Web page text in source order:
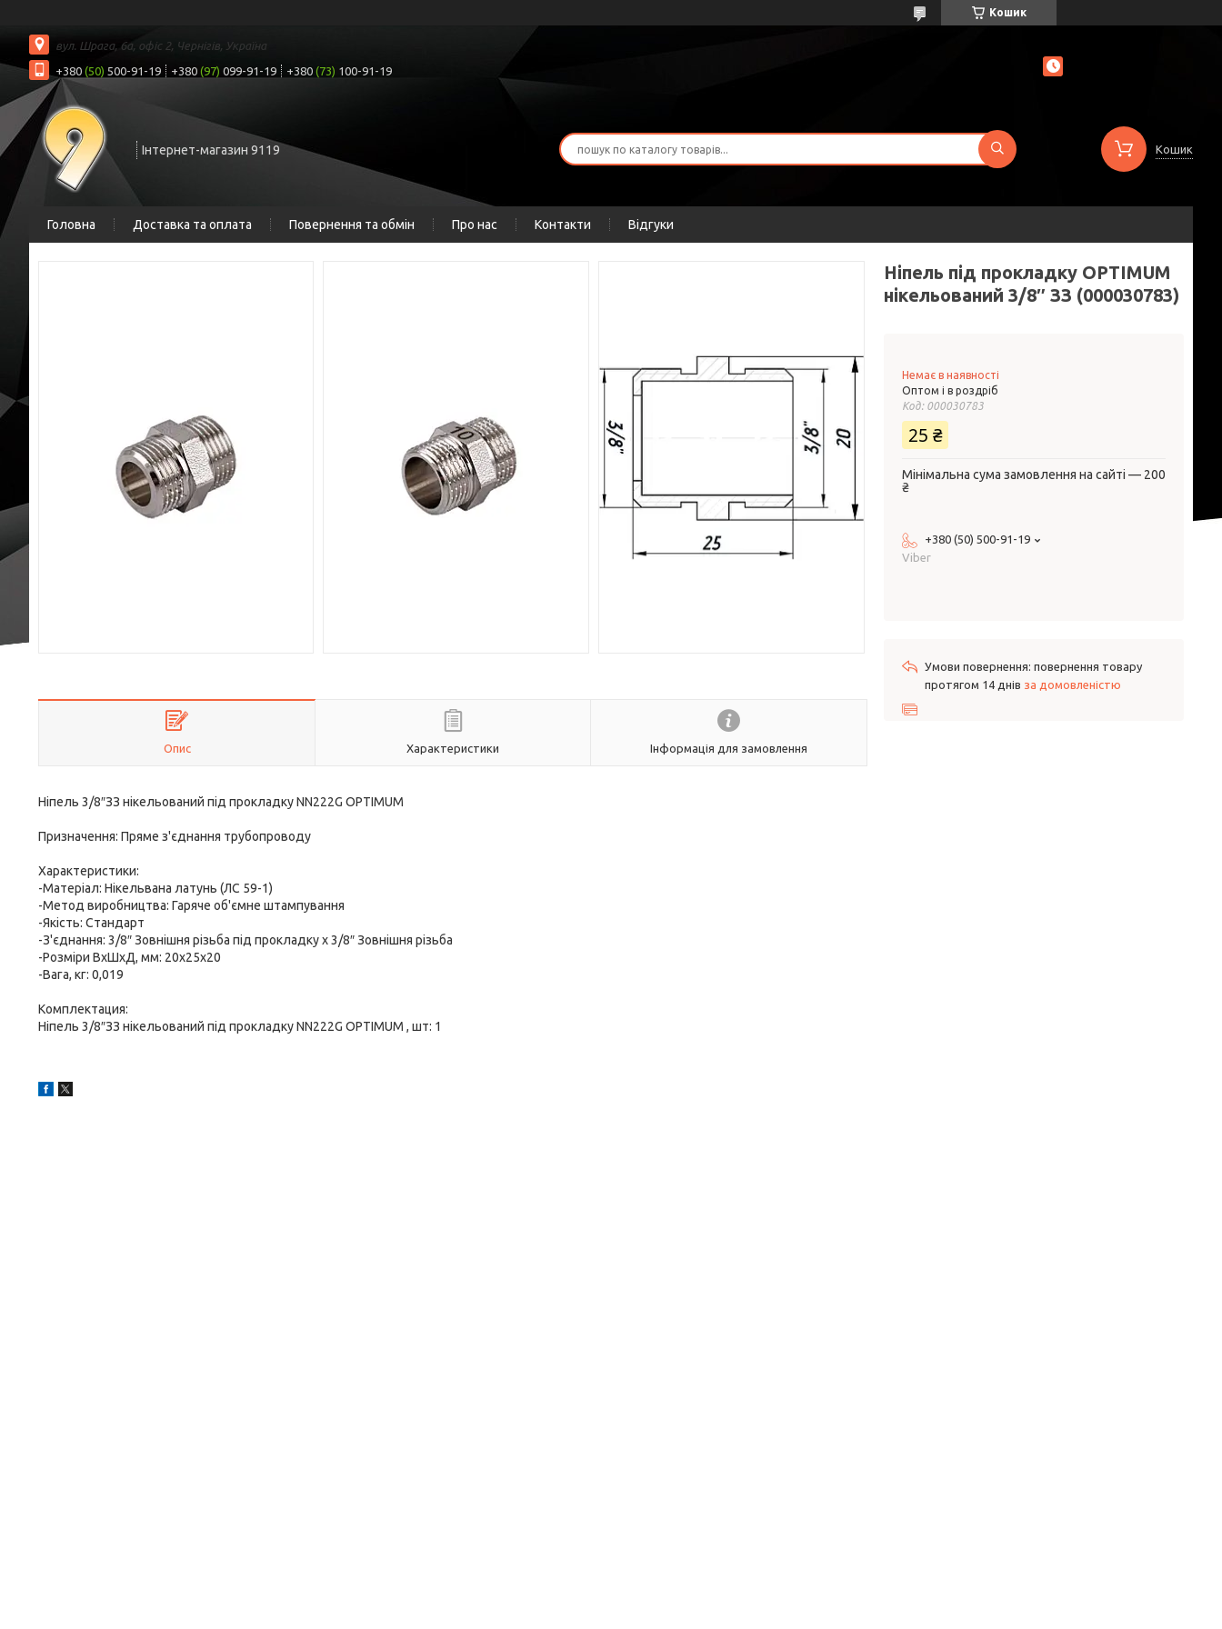
Кошик
вул. Шрага, 6а, офіс 2, Чернігів, Україна
+380 (50) 500-91-19 +380 (97) 099-91-19 +380 (73) 100-91-19
Інтернет-магазин 9119 Кошик
Головна Доставка та оплата Повернення та обмін Про нас Контакти Відгуки
Опис Характеристики Інформація для замовлення
Ніпель 3/8″ЗЗ нікельований під прокладку NN222G OPTIMUM
Призначення: Пряме з'єднання трубопроводу
Характеристики:
-Матеріал: Нікельвана латунь (ЛС 59-1)
-Метод виробництва: Гаряче об'ємне штампування
-Якість: Стандарт
-З'єднання: 3/8″ Зовнішня різьба під прокладку х 3/8″ Зовнішня різьба
-Розміри ВхШхД, мм: 20х25х20
-Вага, кг: 0,019
Комплектация:
Ніпель 3/8″ЗЗ нікельований під прокладку NN222G OPTIMUM , шт: 1
Ніпель під прокладку OPTIMUM
нікельований 3/8″ ЗЗ (000030783)
Немає в наявності
Оптом і в роздріб
Код: 000030783
25 ₴
Мінімальна сума замовлення на сайті — 200
₴
+380 (50) 500-91-19
Viber
повернення товару
протягом 14 днів за домовленістю